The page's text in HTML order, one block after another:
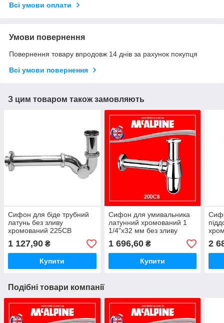
Всі умови оплати
Умови повернення
Повернення товару впродовж 14 днів за рахунок покупця
Всі умови повернення
З цим товаром також замовляють
Сифон для біде трубний
латунь без зливу
хромований 225CB
McALPINE
1 127,90 ₴
Купити
Сифон для умивальника
латунний хромований 1
1/4"x32 мм без зливу
200CB McAlpine
1 696,60₴
Купити
2
Подібні товари компанії